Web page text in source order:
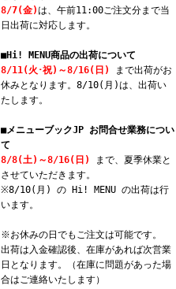
8/7(金)は、午前11:00ご注文分まで当
日出荷に対応します。
■Hi! MENU商品の出荷について
8/11(火･祝)～8/16(日)
まで出荷がお
休みとなります。8/10(月)は、出荷い
たします。
■メニューブックJP お問合せ業務につい
て
8/8(土)～8/16(日)
まで、夏季休業と
させていただきます。
※8/10(月) の Hi! MENU の出荷は行
います。
※お休みの日でもご注文は可能です。
出荷は入金確認後、在庫があれば次営業
日となります。（在庫に問題があった場
合はご連絡いたします）